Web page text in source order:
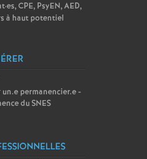
·es, CPE, PsyEN, AED,
à haut potentiel
permanencier.e -
du SNES